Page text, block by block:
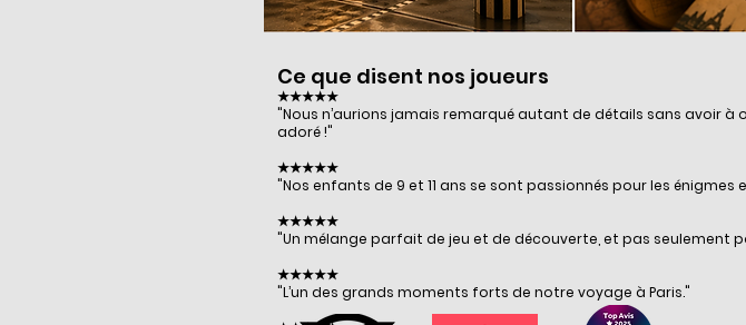
Ce que disent nos joueurs
★★★★★
"Nous n’aurions jamais remarqué autant de détails sans avoir
adoré !"
★★★★★
"Nos enfants de 9 et 11 ans se sont passionnés pour les
★★★★★
"Un mélange parfait de jeu et de découverte, et pas seulement
★★★★★
"L’un des grands moments forts de notre voyage à Paris."